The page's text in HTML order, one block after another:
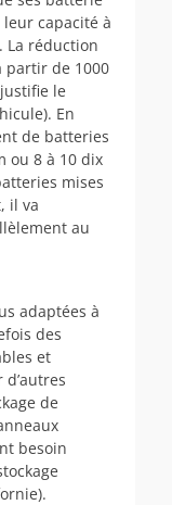
capacité à
La réduction
partir de 1000
le
En
de batteries
ou 8 à 10 dix
mises
il va
au
adaptées à
des
et
de
besoin